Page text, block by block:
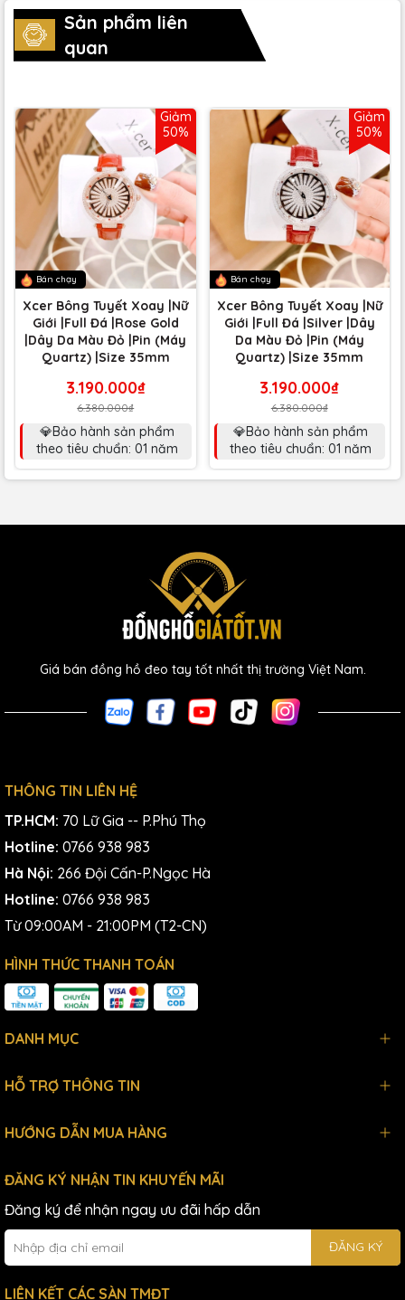
Sản phẩm liên
quan
Giảm
50%
Bán chạy
Xcer Bông Tuyết Xoay |Nữ
Giới |Full Đá |Rose Gold
|Dây Da Màu Đỏ |Pin (Máy
Quartz) |Size 35mm
3.190.000₫
6.380.000₫
💎Bảo hành sản phẩm
theo tiêu chuẩn: 01 năm
Giảm
50%
Bán chạy
Xcer Bông Tuyết Xoay |Nữ
Giới |Full Đá |Silver |Dây
Da Màu Đỏ |Pin (Máy
Quartz) |Size 35mm
3.190.000₫
6.380.000₫
💎Bảo hành sản phẩm
theo tiêu chuẩn: 01 năm
Giá bán đồng hồ đeo tay tốt nhất thị trường Việt Nam.
THÔNG TIN LIÊN HỆ
TP.HCM: 70 Lữ Gia -- P.Phú Thọ
Hotline: 0766 938 983
Hà Nội: 266 Đội Cấn-P.Ngọc Hà
Hotline: 0766 938 983
Từ 09:00AM - 21:00PM (T2-CN)
HÌNH THỨC THANH TOÁN
DANH MỤC
HỖ TRỢ THÔNG TIN
HƯỚNG DẪN MUA HÀNG
ĐĂNG KÝ NHẬN TIN KHUYẾN MÃI
Đăng ký để nhận ngay ưu đãi hấp dẫn
ĐĂNG KÝ
LIÊN KẾT CÁC SÀN TMĐT